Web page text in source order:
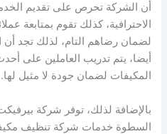
أن الشركة تحرص على تقديم
الاحترافية، كذلك تقوم بمتابعة
لضمان رضاهم التام، لذلك تجد أن
أيضا، يتم تدريب العاملين على
المكيفات لضمان جودة لا مثيل لها.
بالإضافة لذلك، توفر شركة
السطوة خدمات شركة تنظيف